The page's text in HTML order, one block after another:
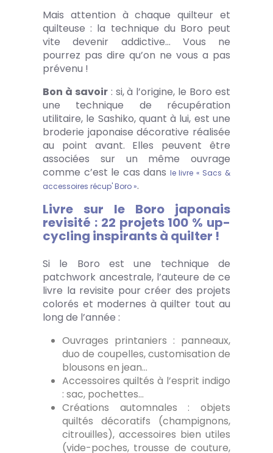
Mais attention à chaque quilteur et
quilteuse : la technique du Boro peut
vite devenir addictive… Vous ne
pourrez pas dire qu’on ne vous a pas
prévenu !
Bon à savoir: si, à l’origine, le Boro est
une technique de récupération
utilitaire, le Sashiko, quant à lui, est une
broderie japonaise décorative réalisée
au point avant. Elles peuvent être
associées sur un même ouvrage
comme c’est le cas dans le livre « Sacs &
accessoires récup' Boro ».
Livre sur le Boro japonais
revisité : 22 projets 100 % up-
cycling inspirants à quilter !
Si le Boro est une technique de
patchwork ancestrale, l’auteure de ce
livre la revisite pour créer des projets
colorés et modernes à quilter tout au
long de l’année :
Ouvrages printaniers : panneaux,
duo de coupelles, customisation de
blousons en jean…
Accessoires quiltés à l’esprit indigo
: sac, pochettes…
Créations automnales : objets
quiltés décoratifs (champignons,
citrouilles), accessoires bien utiles
(vide-poches, trousse de couture,